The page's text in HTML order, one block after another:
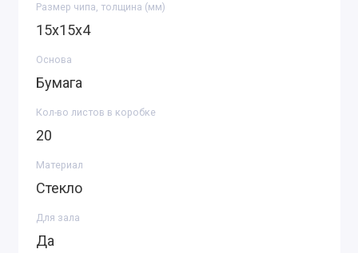
Размер чипа, толщина (мм)
15х15х4
Основа
Бумага
Кол-во листов в коробке
20
Материал
Стекло
Для зала
Да